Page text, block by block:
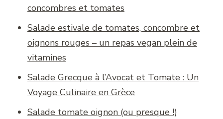
concombres et tomates
Salade estivale de tomates, concombre et
oignons rouges – un repas vegan plein de
vitamines
Salade Grecque à l’Avocat et Tomate : Un
Voyage Culinaire en Grèce
Salade tomate oignon (ou presque !)